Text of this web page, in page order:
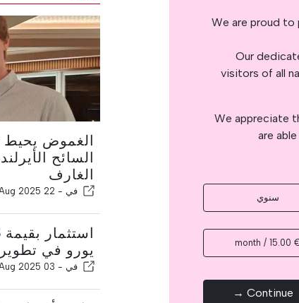
We are proud to
Our
visitors of all
We appreciate
are
سنوي
€ 15.00
Continue →
الغموض
السائح
الغارف
في - 22 Aug 2025
يورو في
في - 03 Aug 2025